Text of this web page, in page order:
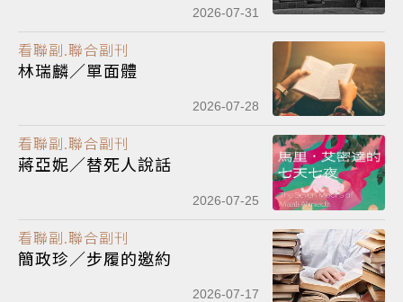
的開悟之旅 Satori in Paris2026-07-31
看聯副.聯合副刊
林瑞麟／單面體
2026-07-28
看聯副.聯合副刊
蔣亞妮／替死人說話
2026-07-25
看聯副.聯合副刊
簡政珍／步履的邀約
2026-07-17